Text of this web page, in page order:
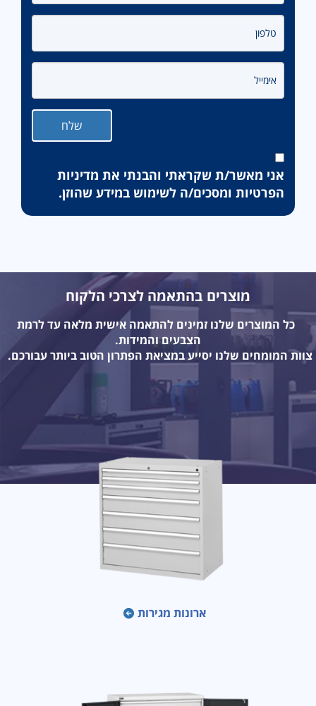
אני מאשר/ת שקראתי והבנתי את מדיניות
הפרטיות ומסכים/ה לשימוש במידע שהוזן.
מוצרים בהתאמה לצרכי הלקוח
כל המוצרים שלנו זמינים להתאמה אישית מלאה עד לרמת
הצבעים והמידות.
צוות המומחים שלנו יסייע במציאת הפתרון הטוב ביותר עבורכם.
ארונות מגירות